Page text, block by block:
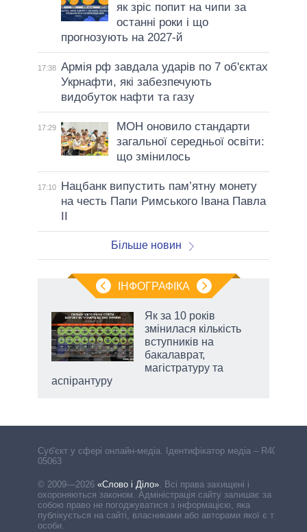
як зріс попит на чипи за
останні роки і що
прогнозують на 2027-й
17:38 Армія рф завдала ударів по 7 об'єктах
Укрнафти, які забезпечують
видобуток нафти та газу
17:29
МОН оновило стандарти
загальної середньої освіти:
що змінилось
17:10
Нацбанк випустить пам’ятну монету
на честь Папи Римського Івана Павла
Більше новин
ІНФОГРАФІКА
Як за 10 років
змінилася кількість
вступників на
бакалаврат,
магістратуру та
аспірантуру
Cуб'єкт у сфері онлайн-медіа. Ідентифікатор медіа – R40-
05063
© 2009—2026 «Слово і Діло». Всі права захищені і
охороняються законом. Адміністрація сайту залишає за
собою право не погоджуватися з інформацією, яка
публікується на сайті, власниками або авторами якої є треті
особи.